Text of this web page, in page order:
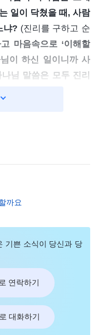
일이 닥쳤을 때, 사람
냐? (진리를 구하고 순
마음속으로 ‘이해할
이 하신 일이니까 사
님 말씀은 모두 진리
이 가져야 하는 태도
느냐?
악영향을 끼치거나 교
바로 하나님께서 말씀
을 이행하다 문제가
나님 집이 사람을 교
공의 성품에 대해서
나 일정 기간 성과가
니다. 마치 세상에서
중을 듣고 해고될 수
야 자신의 밥그릇을
까요
기쁜 소식이 당신과 당
연락하기
대화하기